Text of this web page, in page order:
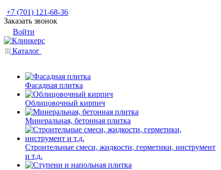
+7 (701) 121-68-36
Заказать звонок
Войти
Каталог
Фасадная плитка
Облицовочный кирпич
Минеральная, бетонная плитка
Строительные смеси, жидкости, герметики, инструмент
и т.д.